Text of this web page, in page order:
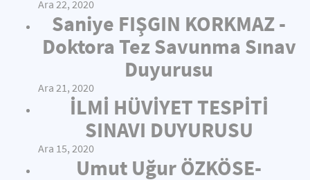
Ara 22, 2020
Saniye FIŞGIN KORKMAZ -
Doktora Tez Savunma Sınav
Duyurusu
Ara 21, 2020
İLMİ HÜVİYET TESPİTİ
SINAVI DUYURUSU
Ara 15, 2020
Umut Uğur ÖZKÖSE-